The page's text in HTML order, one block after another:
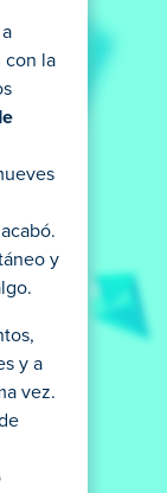
con la
y
y a
vez.